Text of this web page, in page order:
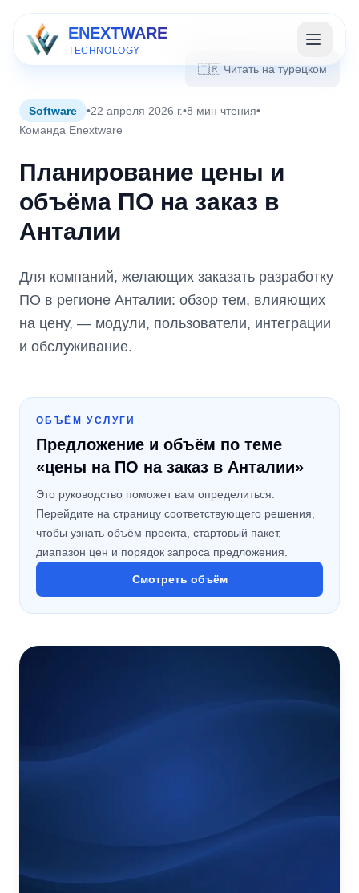
ENEXTWARE
TECHNOLOGY
🇹🇷 Читать на турецком
Software •22 апреля 2026 г.•8 мин чтения•
Команда Enextware
Планирование цены и
объёма ПО на заказ в
Анталии
Для компаний, желающих заказать разработку
ПО в регионе Анталии: обзор тем, влияющих
на цену, — модули, пользователи, интеграции
и обслуживание.
ОБЪЁМ УСЛУГИ
Предложение и объём по теме
«цены на ПО на заказ в Анталии»
Это руководство поможет вам определиться.
Перейдите на страницу соответствующего решения,
чтобы узнать объём проекта, стартовый пакет,
диапазон цен и порядок запроса предложения.
Смотреть объём